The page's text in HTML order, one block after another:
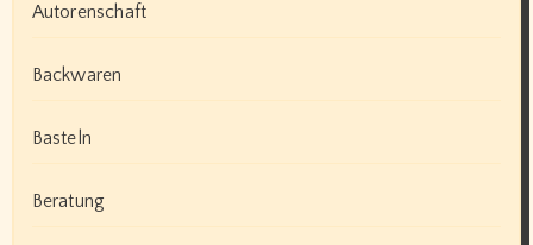
Autorenschaft
Backwaren
Basteln
Beratung